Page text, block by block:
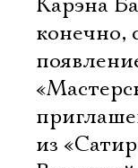
Карэна
конечно,
из